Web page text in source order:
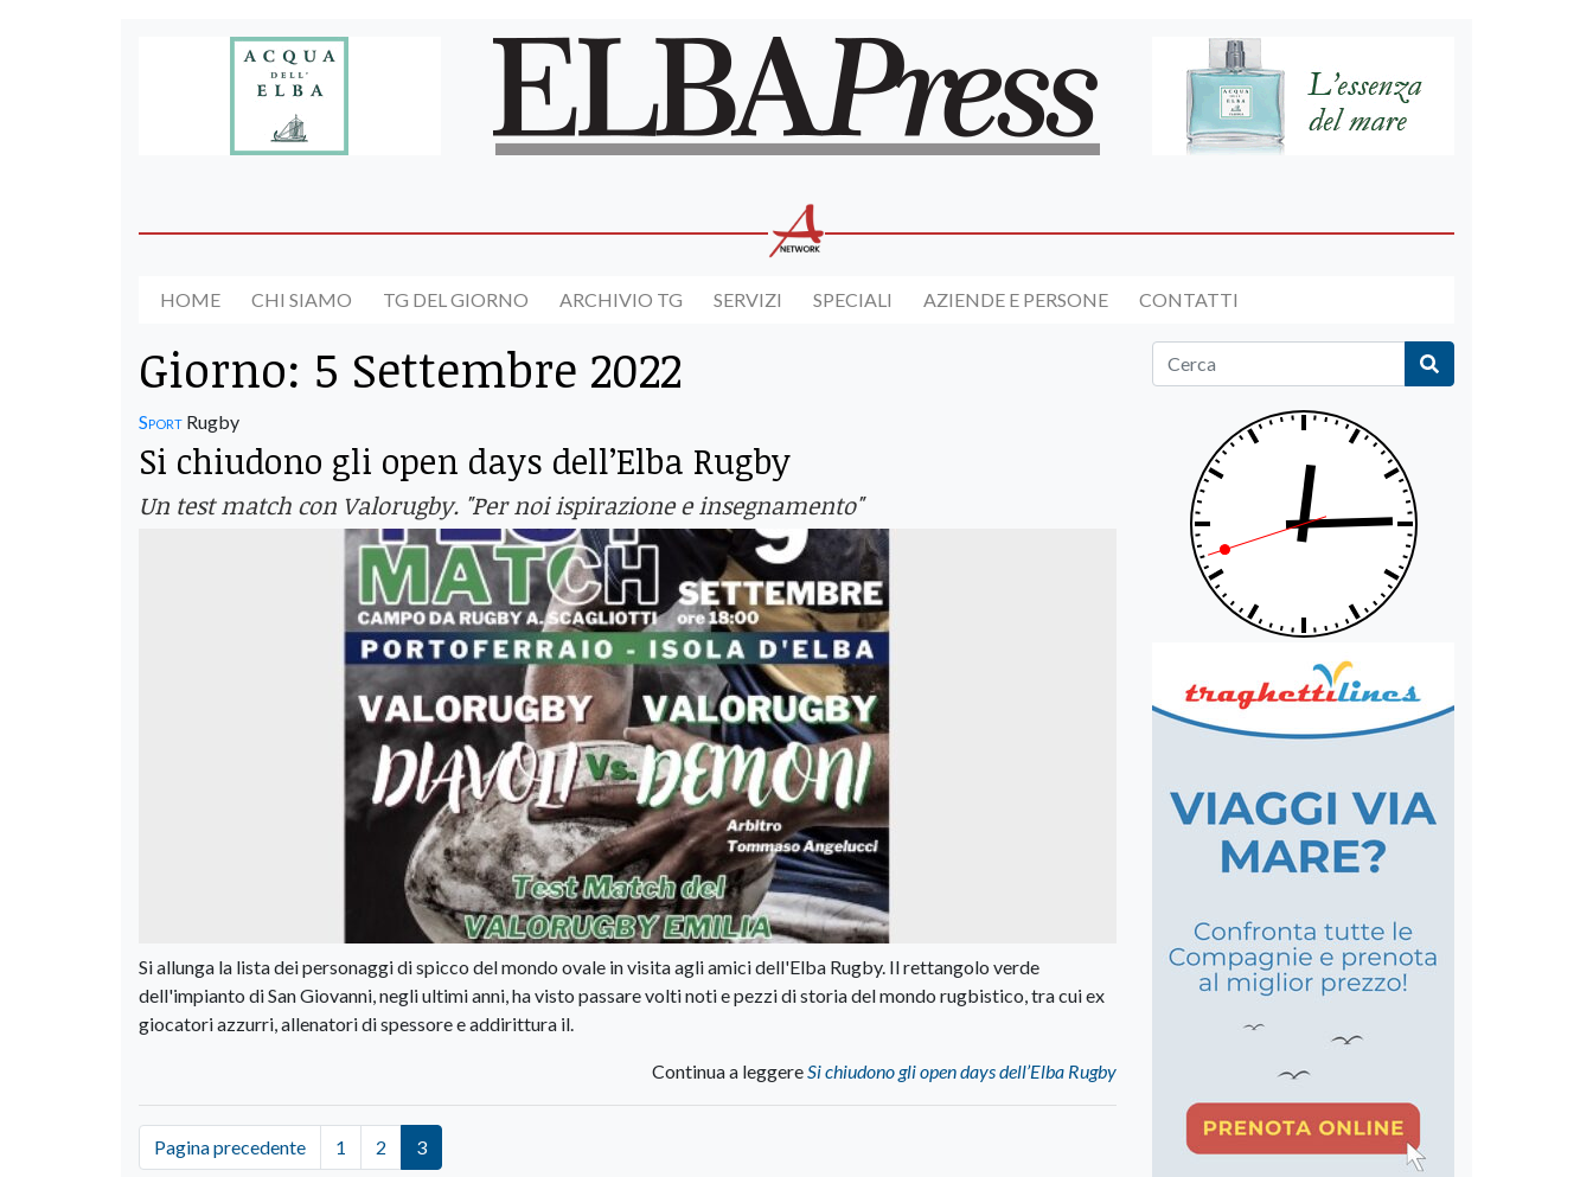
HOME CHI SIAMO TG DEL GIORNO ARCHIVIO TG SERVIZI SPECIALI AZIENDE E PERSONE CONTATTI
Giorno: 5 Settembre 2022
Sport Rugby
Si chiudono gli open days dell’Elba Rugby
Un test match con Valorugby. "Per noi ispirazione e insegnamento"
Si allunga la lista dei personaggi di spicco del mondo ovale in visita agli amici dell'Elba Rugby. Il rettangolo verde
dell'impianto di San Giovanni, negli ultimi anni, ha visto passare volti noti e pezzi di storia del mondo rugbistico, tra cui ex
giocatori azzurri, allenatori di spessore e addirittura il.
Continua a leggere Si chiudono gli open days dell’Elba Rugby
Pagina precedente 1 2 3